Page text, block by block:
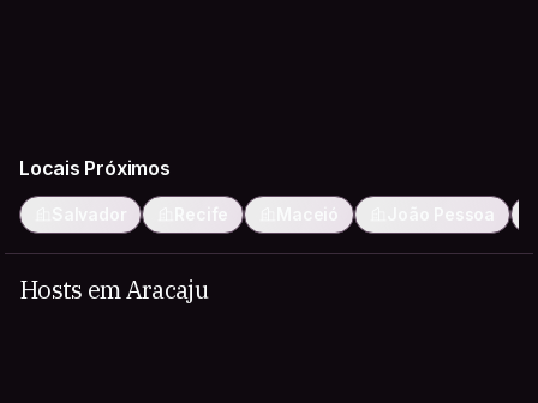
Locais Próximos
Salvador Recife Maceió João Pessoa
Hosts em Aracaju